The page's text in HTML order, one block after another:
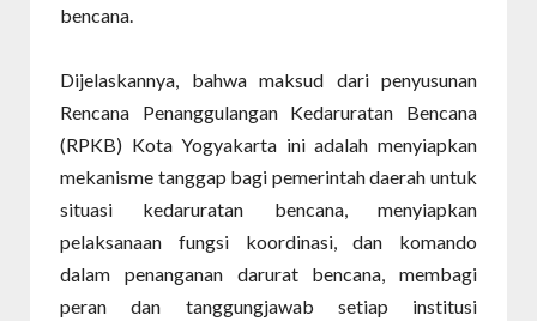
bencana.
Dijelaskannya, bahwa maksud dari penyusunan
Rencana Penanggulangan Kedaruratan Bencana
(RPKB) Kota Yogyakarta ini adalah menyiapkan
mekanisme tanggap bagi pemerintah daerah untuk
situasi kedaruratan bencana, menyiapkan
pelaksanaan fungsi koordinasi, dan komando
dalam penanganan darurat bencana, membagi
peran dan tanggungjawab setiap institusi